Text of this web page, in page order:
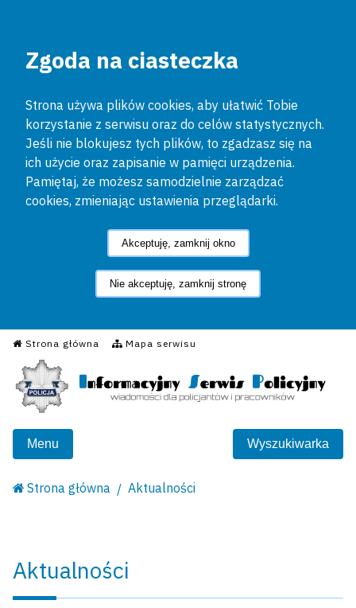
Zgoda na ciasteczka
Strona używa plików cookies, aby ułatwić Tobie
korzystanie z serwisu oraz do celów statystycznych.
Jeśli nie blokujesz tych plików, to zgadzasz się na
ich użycie oraz zapisanie w pamięci urządzenia.
Pamiętaj, że możesz samodzielnie zarządzać
cookies, zmieniając ustawienia przeglądarki.
Akceptuję, zamknij okno
Nie akceptuję, zamknij stronę
Strona główna Mapa serwisu
Informacyjny Serwis
Menu Wyszukiwarka
Strona główna Aktualności
Aktualności